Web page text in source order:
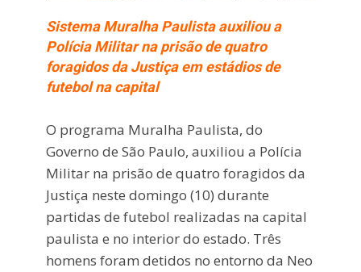
Sistema Muralha Paulista auxiliou a
Polícia Militar na prisão de quatro
foragidos da Justiça em estádios de
futebol na capital
O programa Muralha Paulista, do
Governo de São Paulo, auxiliou a Polícia
Militar na prisão de quatro foragidos da
Justiça neste domingo (10) durante
partidas de futebol realizadas na capital
paulista e no interior do estado. Três
homens foram detidos no entorno da Neo